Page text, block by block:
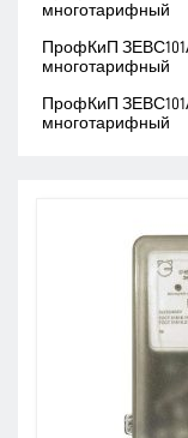
многотарифный
ПрофКиП
многотарифный
ПрофКиП
многотарифный